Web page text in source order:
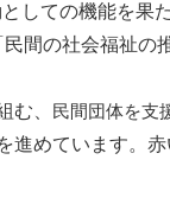
しての機能を果
間の社会福祉の
む、 民間団体を支
進めています。